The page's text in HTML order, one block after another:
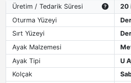
Üretim / Tedarik Süresi
20
Oturma Yüzeyi
Sırt Yüzeyi
Ayak Malzemesi
Ayak Tipi
U
Kolçak